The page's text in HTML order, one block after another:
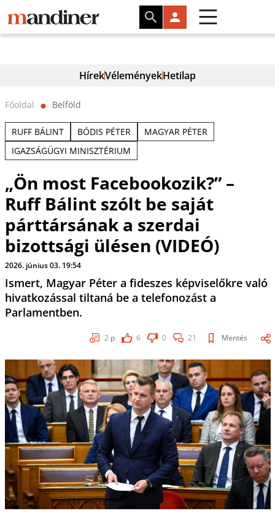
HírekVéleményekHetilap
Főoldal ⬤ Belföld
RUFF BÁLINT BÓDIS PÉTER
MAGYAR PÉTER
IGAZSÁGÜGYI MINISZTÉRIUM
„Ön most Facebookozik?” –
Ruff Bálint szólt be saját
párttársának a szerdai
bizottsági ülésen (VIDEÓ)
2026. június 03. 19:54
Ismert, Magyar Péter a fideszes képviselőkre való
hivatkozással tiltaná be a telefonozást a
Parlamentben.
2 p 6 0 21 Mentés